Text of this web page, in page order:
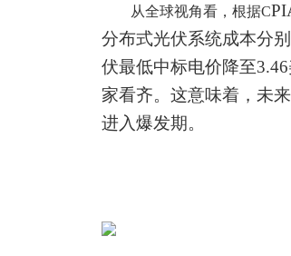
从全球视角看，根据C
分布式光伏系统成本分
伏最低中标电价降至
家看齐。 这意味着，未
进入爆发期。